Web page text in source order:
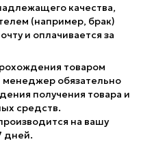
качества,
(например, брак)
и оплачивается за
товаром
менеджер обязательно
получения товара и
средств.
на вашу
дней.